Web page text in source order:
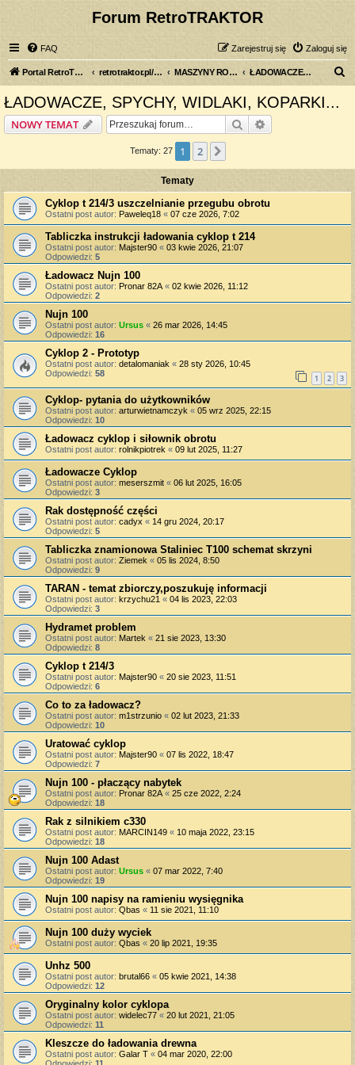
Forum RetroTRAKTOR
FAQ Zaloguj się
Zarejestruj się
Portal RetroTRAKTOR.pl retrotraktor.pl/forum MASZYNY ROLNICZE ŁADOWACZE, SPYCHY, WIDLAKI, KOPARKI...
ŁADOWACZE, SPYCHY, WIDLAKI, KOPARKI...
NOWY TEMAT Szukaj
Tematy: 27 1 2
Tematy
Cyklop t 214/3 uszczelnianie przegubu obrotu
Ostatni post autor: Paweleq18 « 07 cze 2026, 7:02
Tabliczka instrukcji ładowania cyklop t 214
Ostatni post autor: Majster90 « 03 kwie 2026, 21:07
Odpowiedzi: 5
Ładowacz Nujn 100
Ostatni post autor: Pronar 82A « 02 kwie 2026, 11:12
Odpowiedzi: 2
Nujn 100
Ostatni post autor: Ursus « 26 mar 2026, 14:45
Odpowiedzi: 16
Cyklop 2 - Prototyp
Ostatni post autor: detalomaniak « 28 sty 2026, 10:45
Odpowiedzi: 58 1 2 3
Cyklop- pytania do użytkowników
Ostatni post autor: arturwietnamczyk « 05 wrz 2025, 22:15
Odpowiedzi: 10
Ładowacz cyklop i siłownik obrotu
Ostatni post autor: rolnikpiotrek « 09 lut 2025, 11:27
Ładowacze Cyklop
Ostatni post autor: meserszmit « 06 lut 2025, 16:05
Odpowiedzi: 3
Rak dostępność części
Ostatni post autor: cadyx « 14 gru 2024, 20:17
Odpowiedzi: 5
Tabliczka znamionowa Staliniec T100 schemat skrzyni
Ostatni post autor: Ziemek « 05 lis 2024, 8:50
Odpowiedzi: 9
TARAN - temat zbiorczy,poszukuję informacji
Ostatni post autor: krzychu21 « 04 lis 2023, 22:03
Odpowiedzi: 3
Hydramet problem
Ostatni post autor: Martek « 21 sie 2023, 13:30
Odpowiedzi: 8
Cyklop t 214/3
Ostatni post autor: Majster90 « 20 sie 2023, 11:51
Odpowiedzi: 6
Co to za ładowacz?
Ostatni post autor: m1strzunio « 02 lut 2023, 21:33
Odpowiedzi: 10
Uratować cyklop
Ostatni post autor: Majster90 « 07 lis 2022, 18:47
Odpowiedzi: 7
Nujn 100 - płaczący nabytek
Ostatni post autor: Pronar 82A « 25 cze 2022, 2:24
Odpowiedzi: 18
Rak z silnikiem c330
Ostatni post autor: MARCIN149 « 10 maja 2022, 23:15
Odpowiedzi: 18
Nujn 100 Adast
Ostatni post autor: Ursus « 07 mar 2022, 7:40
Odpowiedzi: 19
Nujn 100 napisy na ramieniu wysięgnika
Ostatni post autor: Qbas « 11 sie 2021, 11:10
Nujn 100 duży wyciek
Ostatni post autor: Qbas « 20 lip 2021, 19:35
Unhz 500
Ostatni post autor: brutal66 « 05 kwie 2021, 14:38
Odpowiedzi: 12
Oryginalny kolor cyklopa
Ostatni post autor: widelec77 « 20 lut 2021, 21:05
Odpowiedzi: 11
Kleszcze do ładowania drewna
Ostatni post autor: Galar T « 04 mar 2020, 22:00